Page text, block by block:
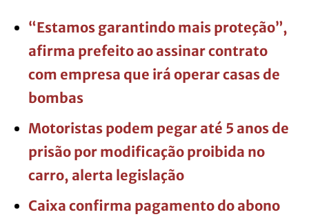
“Estamos garantindo mais proteção”,
afirma prefeito ao assinar contrato
com empresa que irá operar casas de
bombas
Motoristas podem pegar até 5 anos de
prisão por modificação proibida no
carro, alerta legislação
Caixa confirma pagamento do abono